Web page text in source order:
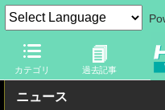
カテゴリ 過去記事
トラベル Watch 企業・政府
ニュース